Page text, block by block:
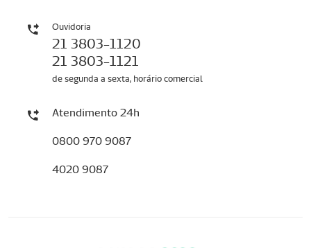
Ouvidoria
21 3803-1120
21 3803-1121
de segunda a sexta, horário comercial
Atendimento 24h
0800 970 9087
4020 9087